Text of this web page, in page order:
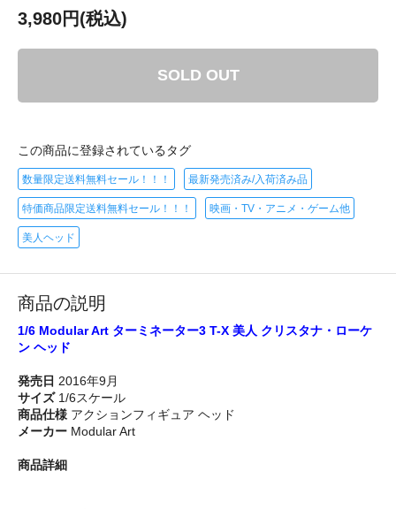
3,980円(税込)
SOLD OUT
この商品に登録されているタグ
数量限定送料無料セール！！！ 最新発売済み/入荷済み品
特価商品限定送料無料セール！！！ 映画・TV・アニメ・ゲーム他
美人ヘッド
商品の説明
1/6 Modular Art ターミネーター3 T-X 美人 クリスタナ・ローケ
ン ヘッド
発売日 2016年9月
サイズ1/6スケール
商品仕様 アクションフィギュア ヘッド
メーカー Modular Art
商品詳細